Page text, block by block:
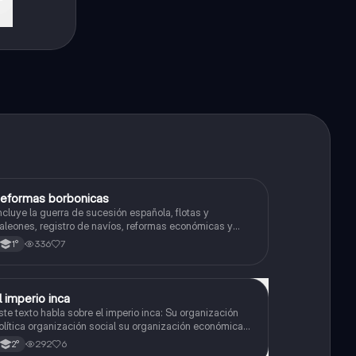
Historia borbonicas
la guerra de sucesión española, flotas y
registro de navíos, reformas económicas y
virreinatos
1° 336 7
Historia
imperio inca
texto habla sobre el imperio inca: Su organización
organización social su organización económica
su y organización religiosa
2° 292 6